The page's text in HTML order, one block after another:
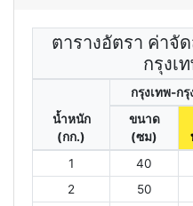
ตารางอัตรา ค่าจั
กรุงเ
น้ำหนัก
(กก.)
กรุงเทพ-กรุ
ขนาด
(ซม)
1
40
2
50